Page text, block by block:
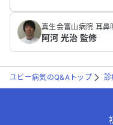
真生会富山病院 耳鼻
阿河 光治 監修
ユビー病気のQ&Aトップ 診